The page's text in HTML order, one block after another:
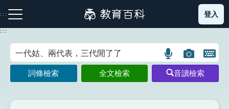
到
主
:::
注音索引圖示 筆畫索引圖示 部首索引表圖示
登入
:::
語
言
搜
圖
片
搜
開
鍵
圖
詞條檢索 全文檢索 音讀檢索